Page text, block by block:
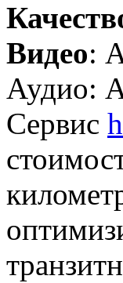
Видео:
Аудио:
Сервис